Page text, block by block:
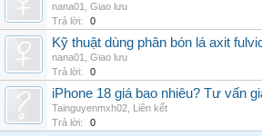
nana01
Giao lưu
Trả lời:
0
Kỹ thuật dùng phân bón lá axit
nana01
Giao lưu
Trả lời:
0
iPhone 18 giá bao nhiêu? Tư vấn
Tainguyenmxh02 Liên kết
Trả lời:
0